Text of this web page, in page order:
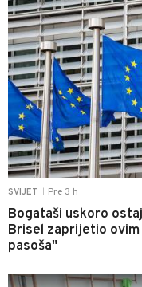
SVIJET Pre 3 h
Bogataši uskoro
Brisel zaprijetio
pasoša"